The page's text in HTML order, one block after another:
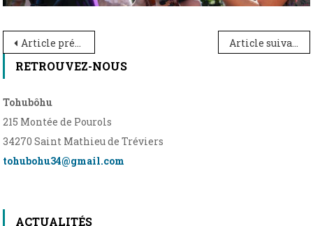
Navigation
de
l’article
Article précédent Article suivant
RETROUVEZ-NOUS
Tohubôhu
215 Montée de Pourols
34270 Saint Mathieu de Tréviers
tohubohu34@gmail.com
ACTUALITÉS